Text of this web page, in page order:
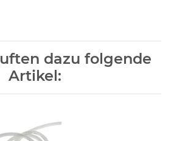
dazu folgende
Artikel: